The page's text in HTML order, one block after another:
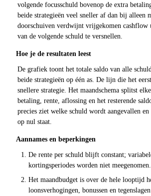
volgende focusschuld bovenop de extra
beide strategieën veel sneller af dan bij alleen
doorschuiven verdwijnt vrijgekomen cashflow
van de volgende schuld te versnellen.
Hoe je de resultaten leest
De grafiek toont het totale saldo van alle
beide strategieën op één as. De lijn die het
snellere strategie. Het maandschema splitst
betaling, rente, aflossing en het resterende
precies ziet welke schuld wordt aangevallen en
op nul staat.
Aannames en beperkingen
De rente per schuld blijft constant;
kortingsperiodes worden niet meegenomen.
Het maandbudget is over de hele looptijd
loonsverhogingen, bonussen en